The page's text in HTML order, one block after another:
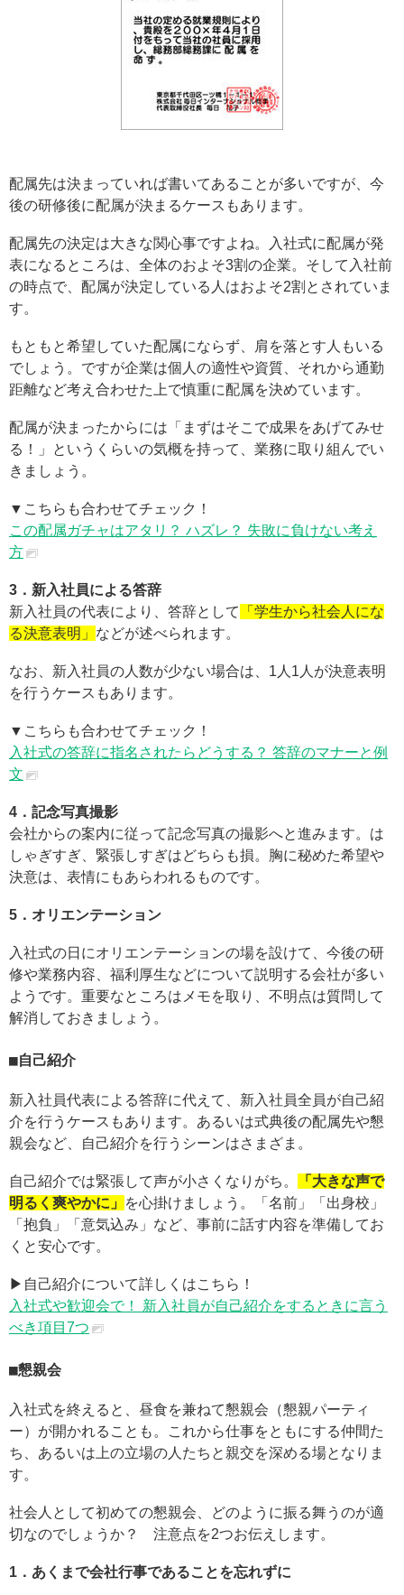
配属先は決まっていれば書いてあることが多いですが、今
後の研修後に配属が決まるケースもあります。
配属先の決定は大きな関心事ですよね。入社式に配属が発
表になるところは、全体のおよそ3割の企業。そして入社前
の時点で、配属が決定している人はおよそ2割とされていま
す。
もともと希望していた配属にならず、肩を落とす人もいる
でしょう。ですが企業は個人の適性や資質、それから通勤
距離など考え合わせた上で慎重に配属を決めています。
配属が決まったからには「まずはそこで成果をあげてみせ
る！」というくらいの気概を持って、業務に取り組んでい
きましょう。
▼こちらも合わせてチェック！
この配属ガチャはアタリ？ ハズレ？ 失敗に負けない考え
方
3．新入社員による答辞
新入社員の代表により、答辞として
「学生から社会人にな
る決意表明」 などが述べられます。
なお、新入社員の人数が少ない場合は、1人1人が決意表明
を行うケースもあります。
▼こちらも合わせてチェック！
入社式の答辞に指名されたらどうする？ 答辞のマナーと例
文
4．記念写真撮影
会社からの案内に従って記念写真の撮影へと進みます。は
しゃぎすぎ、緊張しすぎはどちらも損。胸に秘めた希望や
決意は、表情にもあらわれるものです。
5．オリエンテーション
入社式の日にオリエンテーションの場を設けて、今後の研
修や業務内容、福利厚生などについて説明する会社が多い
ようです。重要なところはメモを取り、不明点は質問して
解消しておきましょう。
自己紹介
新入社員代表による答辞に代えて、新入社員全員が自己紹
介を行うケースもあります。あるいは式典後の配属先や懇
親会など、自己紹介を行うシーンはさまざま。
自己紹介では緊張して声が小さくなりがち。
「大きな声で
明るく爽やかに」
を心掛けましょう。「名前」「出身校」
「抱負」「意気込み」など、事前に話す内容を準備してお
くと安心です。
▶︎自己紹介について詳しくはこちら！
入社式や歓迎会で！ 新入社員が自己紹介をするときに言う
べき項目7つ
懇親会
入社式を終えると、昼食を兼ねて懇親会（懇親パーティ
ー）が開かれることも。これから仕事をともにする仲間た
ち、あるいは上の立場の人たちと親交を深める場となりま
す。
社会人として初めての懇親会、どのように振る舞うのが適
切なのでしょうか？ 注意点を2つお伝えします。
1．あくまで会社行事であることを忘れずに